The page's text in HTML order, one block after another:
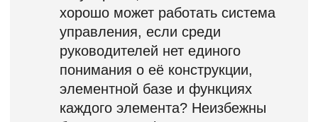
Александр Фридман
Эксперт – методолог по регулярному